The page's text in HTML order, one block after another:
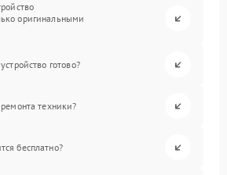
оригинальными
готово?
техники?
бесплатно?